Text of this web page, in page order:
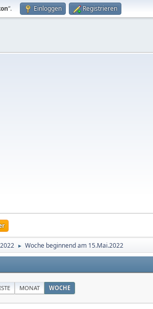
“. Einloggen Registrieren
► Woche beginnend am 15.Mai.2022
MONAT WOCHE